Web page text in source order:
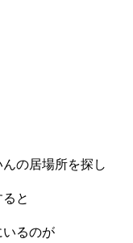
の居場所を探し
と
るのが